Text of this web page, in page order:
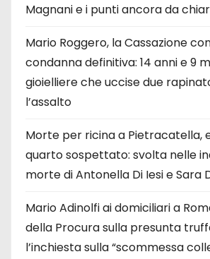
Magnani e i punti ancora da
Mario Roggero, la Cassazione
condanna definitiva: 14 anni e 9
gioielliere che uccise due
l’assalto
Morte per ricina a Pietracatella,
quarto sospettato: svolta nelle
morte di Antonella Di Iesi e Sara
Mario Adinolfi ai domiciliari a
della Procura sulla presunta
l’inchiesta sulla “scommessa